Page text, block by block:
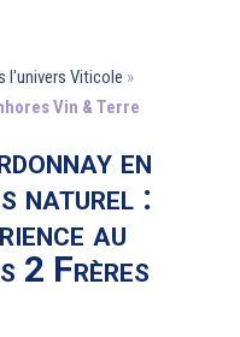
l'univers Viticole »
Vin & Terre
en
naturel :
au
2 Frères